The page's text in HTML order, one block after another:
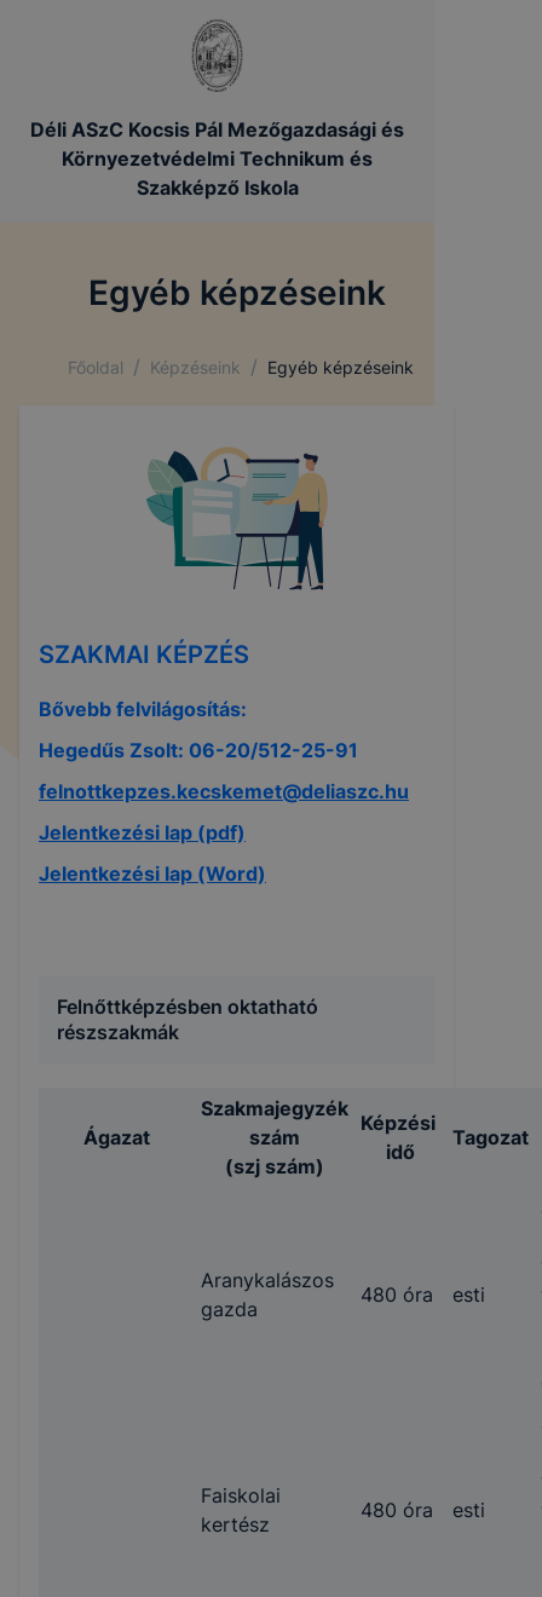
Déli ASzC Kocsis Pál Mezőgazdasági és
Környezetvédelmi Technikum és
Szakképző Iskola
Egyéb képzéseink
Főoldal / Képzéseink / Egyéb képzéseink
SZAKMAI KÉPZÉS
Bővebb felvilágosítás:
Hegedűs Zsolt: 06-20/512-25-91
felnottkepzes.kecskemet@deliaszc.hu
Jelentkezési lap (pdf)
Jelentkezési lap (Word)
Felnőttképzésben oktatható
részszakmák
Ágazat
Szakmajegyzék
szám
(szj szám)
Képzési
idő
Tagozat
Aranykalászos
gazda
480 óra esti
Faiskolai
kertész
480 óra esti